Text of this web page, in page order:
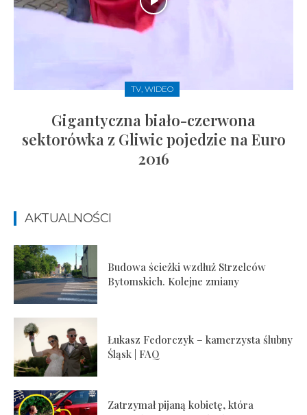
TV, WIDEO
Gigantyczna biało-czerwona
sektorówka z Gliwic pojedzie na Euro
2016
AKTUALNOŚCI
Budowa ścieżki wzdłuż Strzelców
Bytomskich. Kolejne zmiany
Łukasz Fedorczyk – kamerzysta ślubny
Śląsk | FAQ
Zatrzymał pijaną kobietę, która